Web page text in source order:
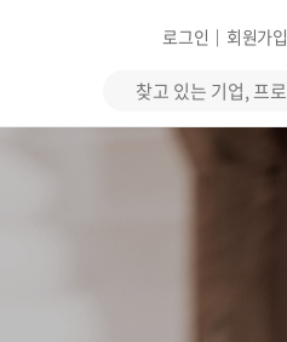
회원가입
|
로그인